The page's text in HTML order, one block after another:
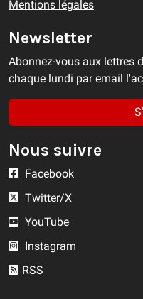
Mentions légales
Newsletter
Abonnez-vous aux lettres
chaque lundi par email
Nous suivre
Facebook
Twitter/X
YouTube
Instagram
RSS